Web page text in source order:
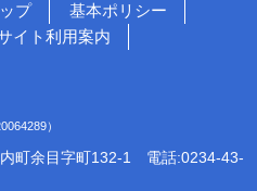
プ
基本ポリシー
イト利用案内
）
町余目字町132-1 電話:0234-43-